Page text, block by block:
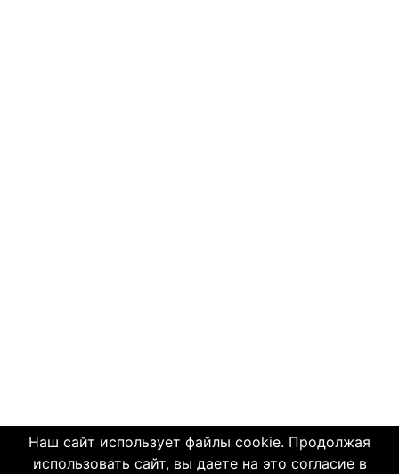
Наш сайт использует файлы cookie. Продолжая
использовать сайт, вы даете на это согласие в